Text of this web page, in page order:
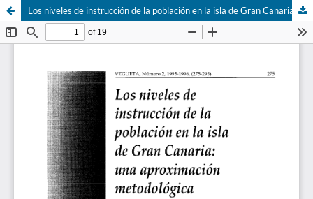
Los niveles de instrucción de la población en la isla de Gran Canaria: una aproximación metodológica a su estudio